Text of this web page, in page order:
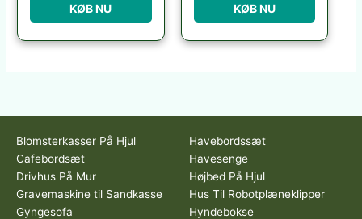
KØB NU KØB NU
Blomsterkasser På Hjul
Cafebordsæt
Drivhus På Mur
Gravemaskine til Sandkasse
Gyngesofa
Havebordssæt
Havesenge
Højbed På Hjul
Hus Til Robotplæneklipper
Hyndebokse